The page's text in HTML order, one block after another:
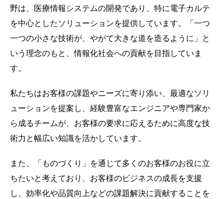
野は、医療情報システムの開発であり、特に電子カルテ
を中心としたソリューションを提供しています。「一つ
一つの小さな技術が、やがて大きな道を造るように」と
いう理念のもと、情報化社会への貢献を目指していま
す。
私たちはお客様の課題やニーズに寄り添い、最適なソリ
ューションを提案し、経験豊富なエンジニアや専門家か
ら成るチームが、お客様の要求に応えるために高度な技
術力と幅広い知識を活かしています。
また、「ものづくり」を通じて多くのお客様のお役に立
ちたいと考えており、お客様のビジネスの成長を支援
し、効率化や品質向上などの課題解決に貢献することを